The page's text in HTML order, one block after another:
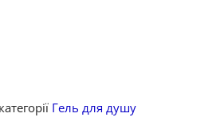
Гель для душу